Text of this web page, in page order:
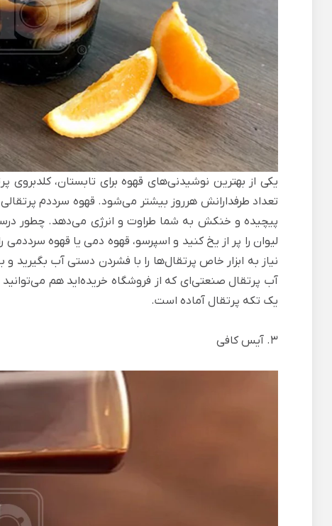
تعداد طرفدارانش هرروز بیشتر می‌شود. قهوه سرددم
پیچیده و خنکش به شما طراوت و انرژی می‌دهد. چطور
لیوان را پر از یخ کنید و اسپرسو، قهوه دمی یا قهوه سرددمی
نیاز به ابزار خاص پرتقال‌ها را با فشردن دستی آب بگیرید و
آب پرتقال صنعتی‌ای که از فروشگاه خریده‌اید هم
یک تکه پرتقال آماده است.
3. آیس کافی